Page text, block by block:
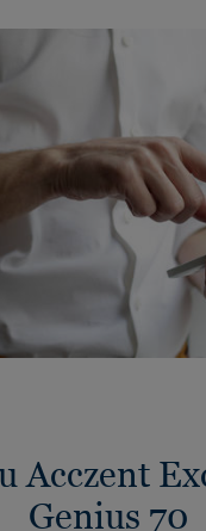
Acczent
Genius 70